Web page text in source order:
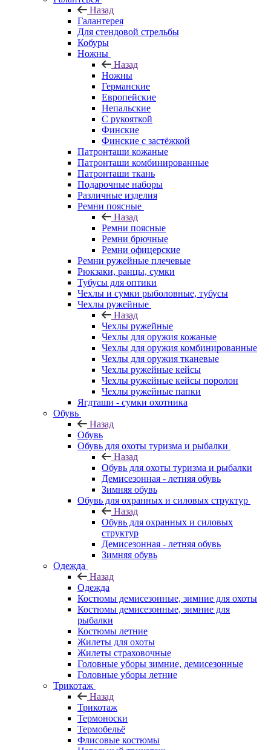
Назад
Галантерея
Для стендовой стрельбы
Кобуры
Ножны
Назад
Ножны
Германские
Европейские
Непальские
С рукояткой
Финские
Финские с застёжкой
Патронташи кожаные
Патронташи комбинированные
Патронташи ткань
Подарочные наборы
Различные изделия
Ремни поясные
Назад
Ремни поясные
Ремни брючные
Ремни офицерские
Ремни ружейные плечевые
Рюкзаки, ранцы, сумки
Тубусы для оптики
Чехлы и сумки рыболовные, тубусы
Чехлы ружейные
Назад
Чехлы ружейные
Чехлы для оружия кожаные
Чехлы для оружия комбинированные
Чехлы для оружия тканевые
Чехлы ружейные кейсы
Чехлы ружейные кейсы поролон
Чехлы ружейные папки
Ягдташи - сумки охотника
Обувь
Назад
Обувь
Обувь для охоты туризма и рыбалки
Назад
Обувь для охоты туризма и рыбалки
Демисезонная - летняя обувь
Зимняя обувь
Обувь для охранных и силовых структур
Назад
Обувь для охранных и силовых
структур
Демисезонная - летняя обувь
Зимняя обувь
Одежда
Назад
Одежда
Костюмы демисезонные, зимние для охоты
Костюмы демисезонные, зимние для
рыбалки
Костюмы летние
Жилеты для охоты
Жилеты страховочные
Головные уборы зимние, демисезонные
Головные уборы летние
Трикотаж
Назад
Трикотаж
Термоноски
Термобельё
Флисовые костюмы